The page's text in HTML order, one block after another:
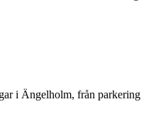
i Ängelholm, från parkering